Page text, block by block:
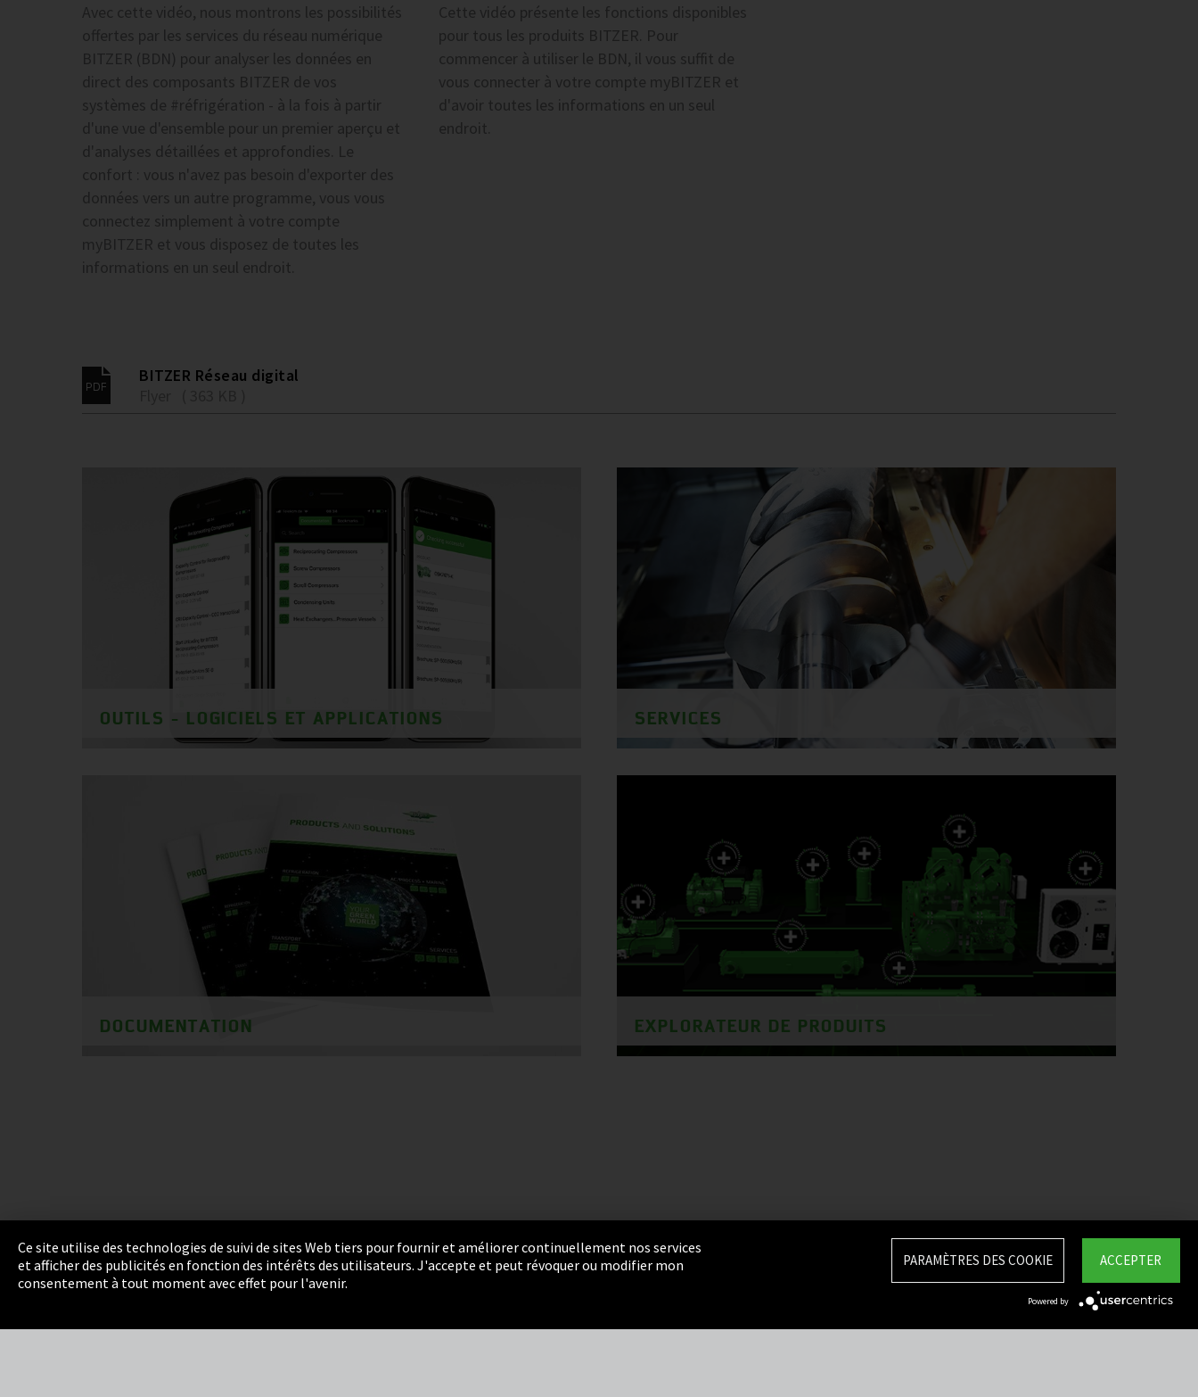
Avec cette vidéo, nous montrons les possibilités
offertes par les services du réseau numérique
BITZER (BDN) pour analyser les données en
direct des composants BITZER de vos
systèmes de #réfrigération - à la fois à partir
d'une vue d'ensemble pour un premier aperçu et
d'analyses détaillées et approfondies. Le
confort : vous n'avez pas besoin d'exporter des
données vers un autre programme, vous vous
connectez simplement à votre compte
myBITZER et vous disposez de toutes les
informations en un seul endroit.
Cette vidéo présente les fonctions disponibles
pour tous les produits BITZER. Pour
commencer à utiliser le BDN, il vous suffit de
vous connecter à votre compte myBITZER et
d'avoir toutes les informations en un seul
endroit.
BITZER Réseau digital
OUTILS - LOGICIELS ET APPLICATIONS SERVICES
DOCUMENTATION EXPLORATEUR DE PRODUITS
Empreinte Politique de confidentialité
Ce site utilise des technologies de suivi de sites Web tiers pour fournir et améliorer continuellement nos services
et afficher des publicités en fonction des intérêts des utilisateurs. J'accepte et peut révoquer ou modifier mon
consentement à tout moment avec effet pour l'avenir.
ACCEPTER
PARAMÈTRES DES COOKIE
Powered by